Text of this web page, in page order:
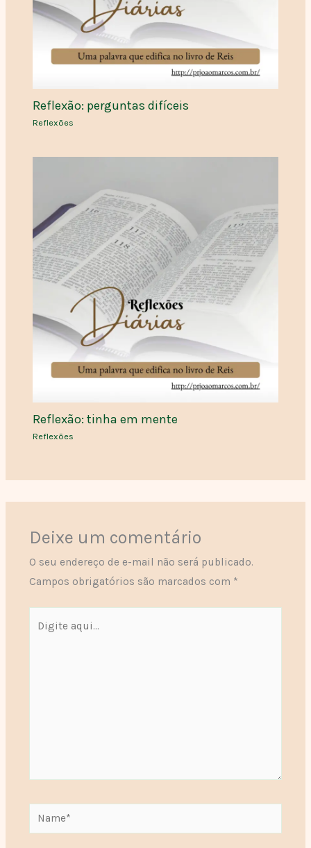
Reflexão: perguntas difíceis
Reflexões
Reflexão: tinha em mente
Reflexões
Deixe um comentário
O seu endereço de e-mail não será publicado.
Campos obrigatórios são marcados com *
aqui...
Name*